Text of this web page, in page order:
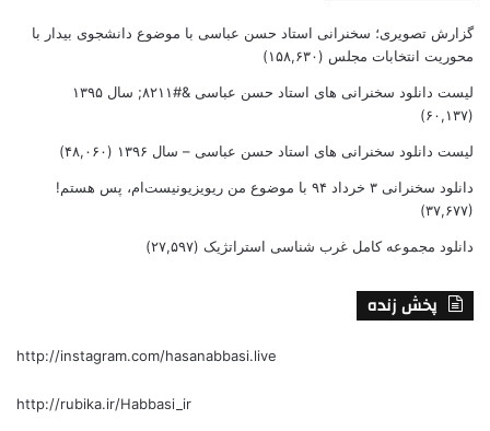
گزارش تصویری؛ سخنرانی استاد حسن عباسی با موضوع دانشجوی بیدار با
محوریت انتخابات مجلس (۱۵۸,۶۳۰)
لیست دانلود سخنرانی های استاد حسن عباسی &#۸۲۱۱; سال ۱۳۹۵
(۶۰,۱۳۷)
لیست دانلود سخنرانی های استاد حسن عباسی – سال ۱۳۹۶ (۴۸,۰۶۰)
دانلود سخنرانی ۳ خرداد ۹۴ با موضوع من ریویزیونیست‌ام، پس هستم!
(۳۷,۶۷۷)
دانلود مجموعه کامل غرب شناسی استراتژیک (۲۷,۵۹۷)
پخش زنده
http://instagram.com/hasanabbasi.live
http://rubika.ir/Habbasi_ir